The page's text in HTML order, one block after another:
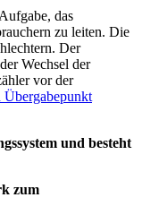
das
zu leiten. Die
Der
Wechsel der
vor der
Übergabepunkt
und besteht
zum